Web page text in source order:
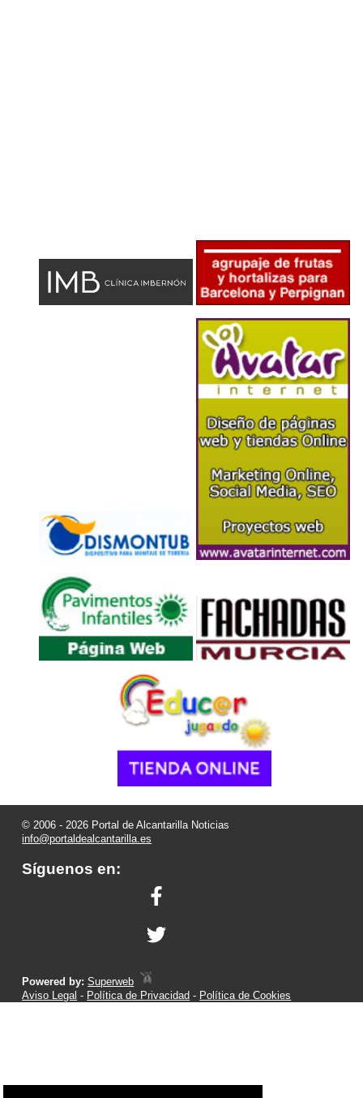
© 2006 - 2026 Portal de Alcantarilla Noticias
info@portaldealcantarilla.es
Síguenos en:
Powered by:Superweb
Aviso Legal - Política de Privacidad - Política de Cookies